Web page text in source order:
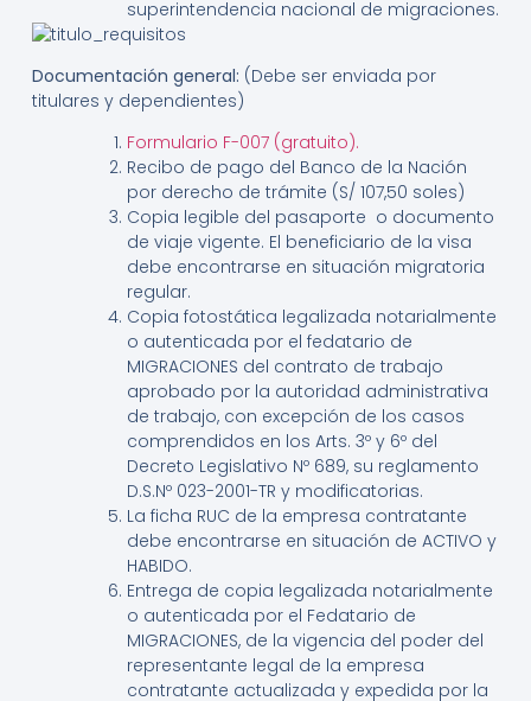
superintendencia nacional de migraciones.
Documentación general: (Debe ser enviada por
titulares y dependientes)
Formulario F-007 (gratuito).
Recibo de pago del Banco de la Nación
por derecho de trámite (S/ 107,50 soles)
Copia legible del pasaporte o documento
de viaje vigente. El beneficiario de la visa
debe encontrarse en situación migratoria
regular.
Copia fotostática legalizada notarialmente
o autenticada por el fedatario de
MIGRACIONES del contrato de trabajo
aprobado por la autoridad administrativa
de trabajo, con excepción de los casos
comprendidos en los Arts. 3º y 6º del
Decreto Legislativo Nº 689, su reglamento
D.S.Nº 023-2001-TR y modificatorias.
La ficha RUC de la empresa contratante
debe encontrarse en situación de ACTIVO y
HABIDO.
Entrega de copia legalizada notarialmente
o autenticada por el Fedatario de
MIGRACIONES, de la vigencia del poder del
representante legal de la empresa
contratante actualizada y expedida por la